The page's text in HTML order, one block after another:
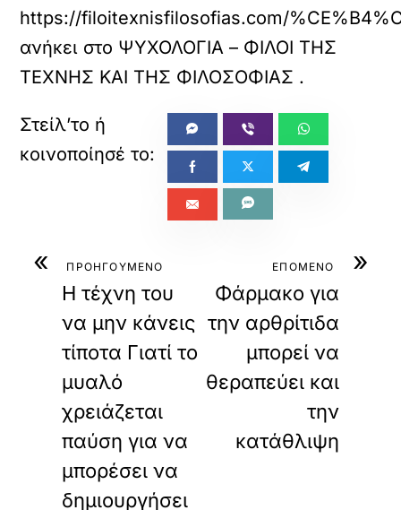
https://filoitexnisfilosofias.com/
ανήκει στο ΨΥΧΟΛΟΓΙΑ – ΦΙΛΟΙ ΤΗΣ
ΤΕΧΝΗΣ ΚΑΙ ΤΗΣ ΦΙΛΟΣΟΦΙΑΣ .
« ΠΡΟΗΓΟΥΜΕΝΟ
Η τέχνη του
να μην κάνεις
τίποτα Γιατί το
μυαλό
χρειάζεται
παύση για να
μπορέσει να
δημιουργήσει
»
ΕΠΟΜΕΝΟ
Φάρμακο για
την αρθρίτιδα
μπορεί να
θεραπεύει και
την
κατάθλιψη